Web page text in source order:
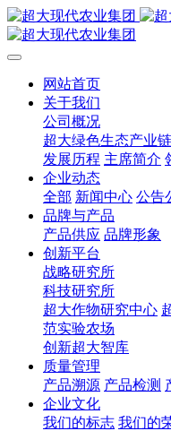
网站首页
关于我们
公司概况
超大绿色生态产业链
发展历程 主席简介
企业动态
全部 新闻中心 公告
品牌与产品
产品供应 品牌形象
创新平台
战略研究所
科技研究所
超大作物研究中心
范实验农场
创新超大智库
质量管理
产品溯源 产品检测
企业文化
我们的标志 我们的